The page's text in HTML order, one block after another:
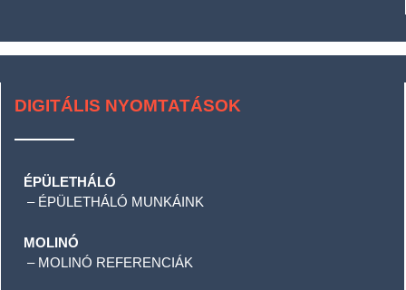
DIGITÁLIS NYOMTATÁSOK
ÉPÜLETHÁLÓ
– ÉPÜLETHÁLÓ MUNKÁINK
MOLINÓ
– MOLINÓ REFERENCIÁK